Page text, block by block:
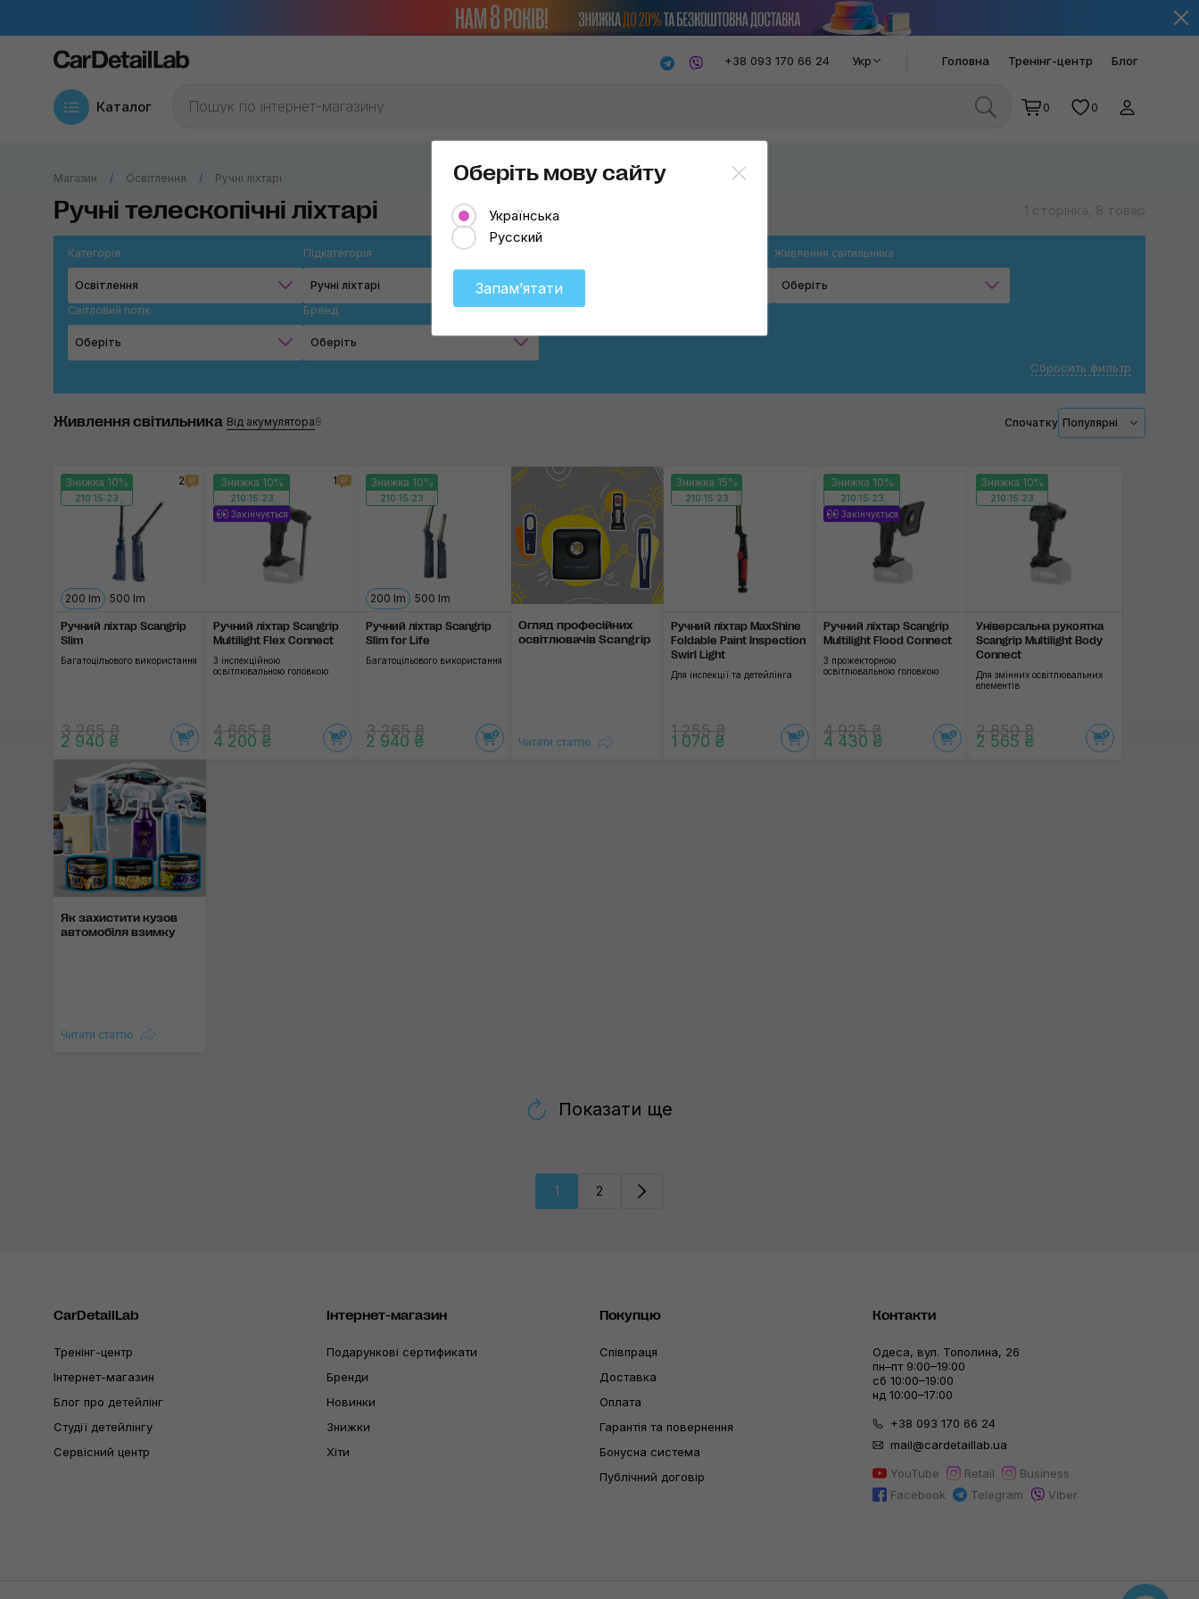
+38 093 170 66 24 Укр Головна Тренінг-центр Блог
Каталог 0 0
Магазин Освітлення Ручні ліхтарі
Ручні телескопічні ліхтарі 1 сторінка, 8 товар
Категорія
Освітлення
Підкатегорія
Ручні ліхтарі Телескопічні
Телескопічні
Застосувати
Живлення світильника
Оберіть
Світловий потік
Оберіть
300 лм
750 лм
1500 лм
Застосувати
Бренд
Оберіть
Застосувати
Сбросить фильтр
Живлення світильника Від акумулятора8 Спочатку Популярні
Знижка 10%
210:15:23
2
200 lm 500 lm
Ручний ліхтар Scangrip
Slim
Багатоцільового використання
3 265 ₴
2 940 ₴
Знижка 10%
210:15:23
Закінчується
1
Ручний ліхтар Scangrip
Multilight Flex Connect
З інспекційною
освітлювальною головкою
4 665 ₴
4 200 ₴
Знижка 10%
210:15:23
200 lm 500 lm
Ручний ліхтар Scangrip
Slim for Life
Багатоцільового використання
3 265 ₴
2 940 ₴
Огляд професій­них
освіт­люва­чів Scangrip
Читати статтю
Знижка 15%
210:15:23
Ручний ліхтар MaxShine
Foldable Paint Inspection
Swirl Light
Для інспекції та детейлінга
1 255 ₴
1 070 ₴
Знижка 10%
210:15:23
Закінчується
Ручний ліхтар Scangrip
Multilight Flood Connect
З прожекторною
освітлювальною головкою
4 925 ₴
4 430 ₴
Знижка 10%
210:15:23
Універсальна рукоятка
Scangrip Multilight Body
Connect
Для змінних освітлювальних
елементів
2 850 ₴
2 565 ₴
Як захистити кузов
автомобіля взимку
Читати статтю
Показати ще
1 2
CarDetailLab
Тренінг-центр
Інтернет-магазин
Блог про детейлінг
Студії детейлінгу
Сервісний центр
Інтернет-магазин
Подарункові сертификати
Бренди
Новинки
Знижки
Хіти
Покупцю
Співпраця
Доставка
Оплата
Гарантія та повернення
Бонусна система
Публічний договір
Контакти
Одеса, вул. Тополина, 26
пн–пт 9:00–19:00
сб 10:00–19:00
нд 10:00–17:00
+38 093 170 66 24
mail@cardetaillab.ua
YouTube
Retail
Business
Facebook
Telegram Viber
Оберіть мову сайту
Українська
Русский
Запамʼятати